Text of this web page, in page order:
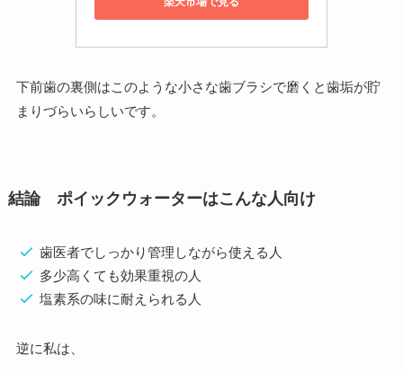
下前歯の裏側はこのような小さな歯ブラシで磨くと歯垢が貯
まりづらいらしいです。
結論 ポイックウォーターはこんな人向け
歯医者でしっかり管理しながら使える人
多少高くても効果重視の人
塩素系の味に耐えられる人
逆に私は、